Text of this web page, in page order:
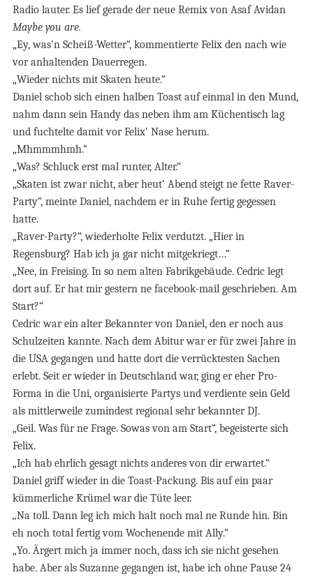
Radio lauter. Es lief gerade der neue Remix von Asaf Avidan
Maybe you are.
„Ey, was’n Scheiß-Wetter“, kommentierte Felix den nach wie
vor anhaltenden Dauerregen.
„Wieder nichts mit Skaten heute.“
Daniel schob sich einen halben Toast auf einmal in den Mund,
nahm dann sein Handy das neben ihm am Küchentisch lag
und fuchtelte damit vor Felix‘ Nase herum.
„Mhmmmhmh.“
„Was? Schluck erst mal runter, Alter.“
„Skaten ist zwar nicht, aber heut‘ Abend steigt ne fette Raver-
Party“, meinte Daniel, nachdem er in Ruhe fertig gegessen
hatte.
„Raver-Party?“, wiederholte Felix verdutzt. „Hier in
Regensburg? Hab ich ja gar nicht mitgekriegt…“
„Nee, in Freising. In so nem alten Fabrikgebäude. Cedric legt
dort auf. Er hat mir gestern ne facebook-mail geschrieben. Am
Start?“
Cedric war ein alter Bekannter von Daniel, den er noch aus
Schulzeiten kannte. Nach dem Abitur war er für zwei Jahre in
die USA gegangen und hatte dort die verrücktesten Sachen
erlebt. Seit er wieder in Deutschland war, ging er eher Pro-
Forma in die Uni, organisierte Partys und verdiente sein Geld
als mittlerweile zumindest regional sehr bekannter DJ.
„Geil. Was für ne Frage. Sowas von am Start“, begeisterte sich
Felix.
„Ich hab ehrlich gesagt nichts anderes von dir erwartet.“
Daniel griff wieder in die Toast-Packung. Bis auf ein paar
kümmerliche Krümel war die Tüte leer.
„Na toll. Dann leg ich mich halt noch mal ne Runde hin. Bin
eh noch total fertig vom Wochenende mit Ally.“
„Yo. Ärgert mich ja immer noch, dass ich sie nicht gesehen
habe. Aber als Suzanne gegangen ist, habe ich ohne Pause 24